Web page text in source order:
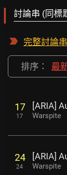
討論串 (同標
完整討論串
排序： 最
17
17
[ARIA]
Warspite
24
24
[ARIA]
Warspite